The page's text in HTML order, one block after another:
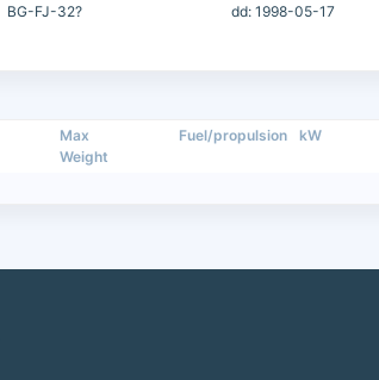
BG-FJ-32? dd: 1998-05-17
Max
Weight
Fuel/propulsion kW